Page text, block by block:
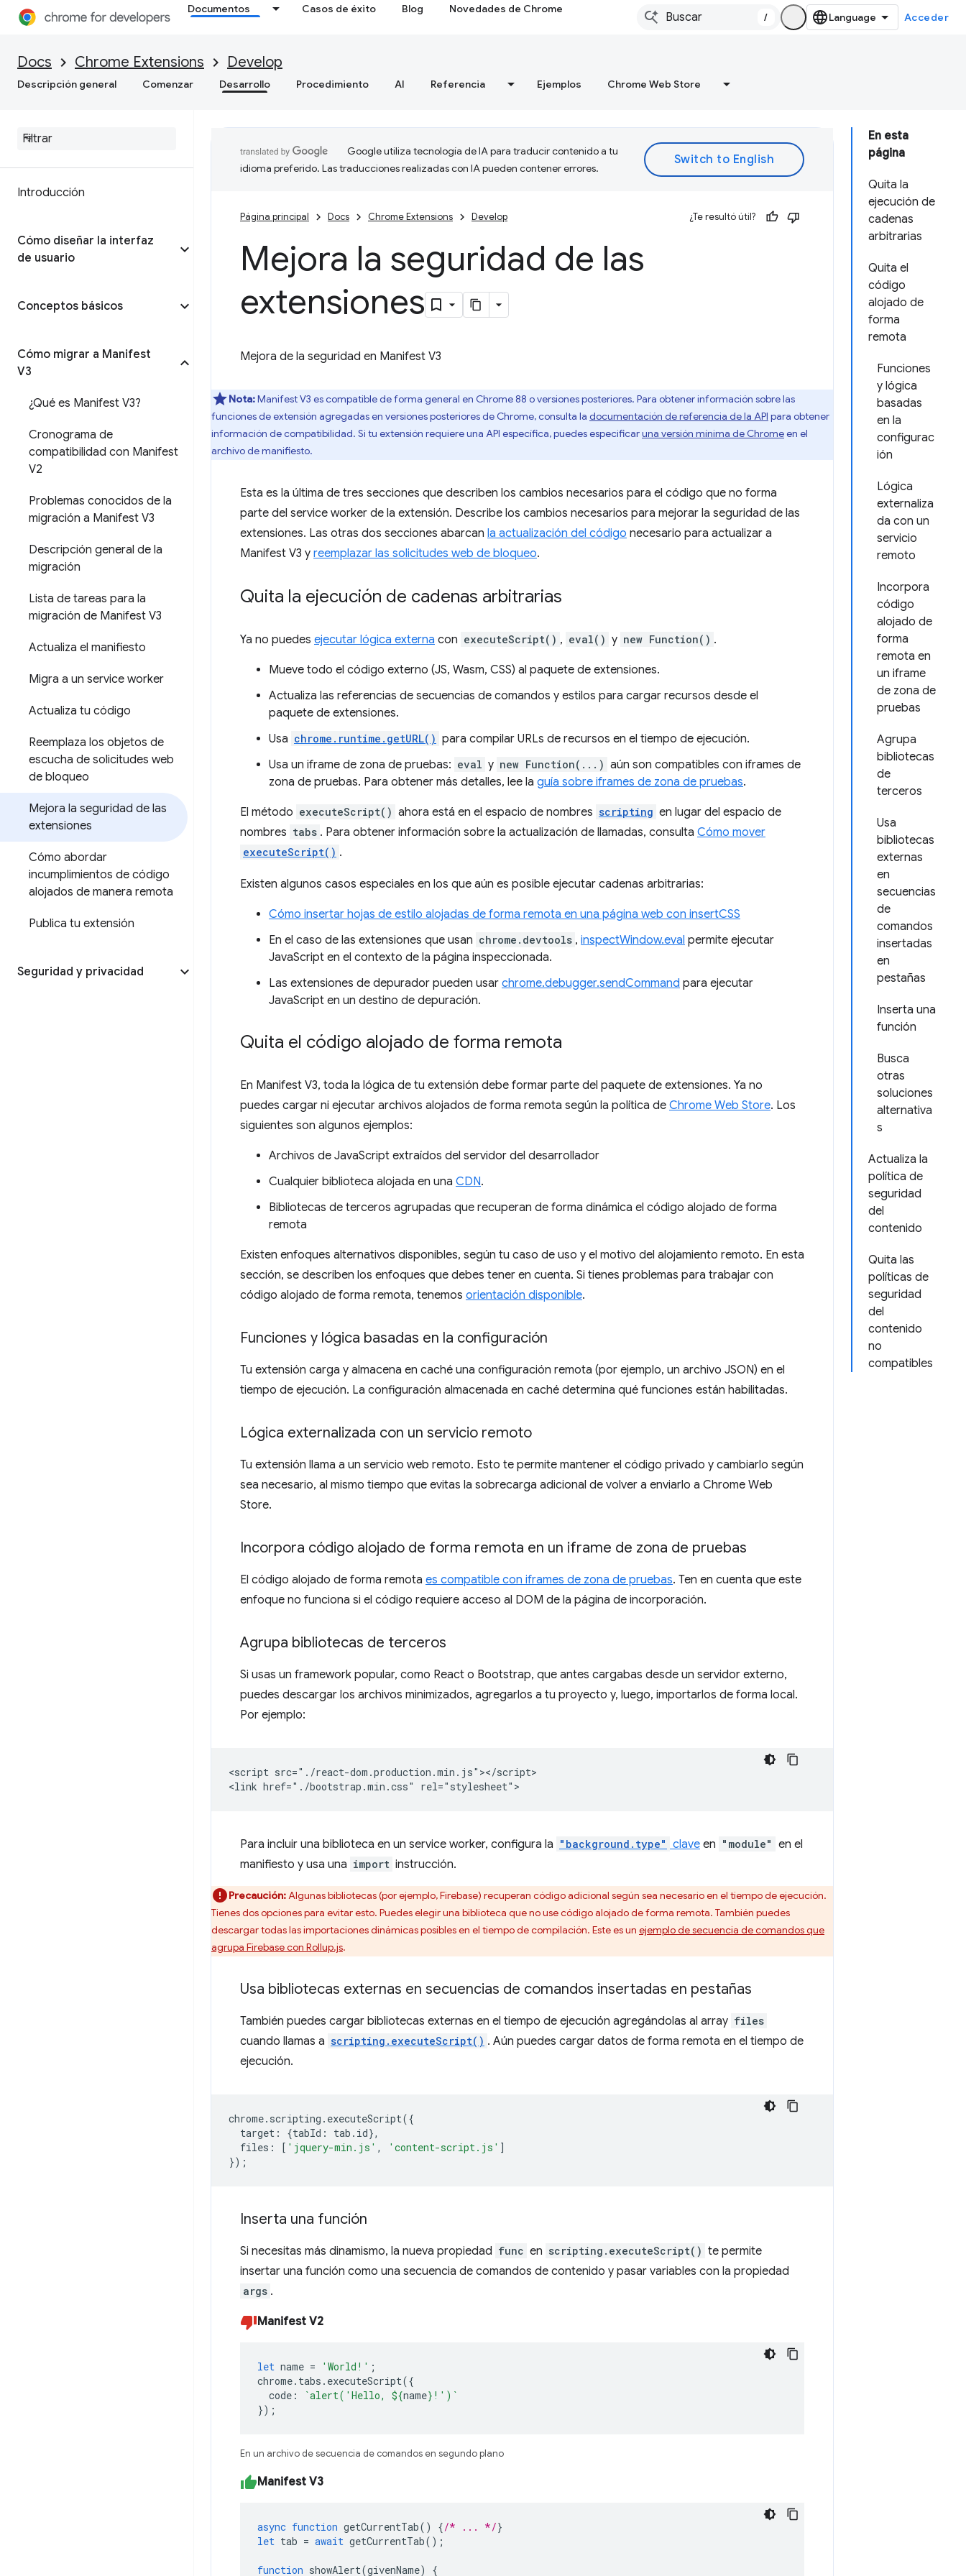
Documentos Casos de éxito Blog Novedades de Chrome
/ Acceder
Docs Chrome Extensions Develop
Descripción general Comenzar Desarrollo Procedimiento AI Referencia Ejemplos Chrome Web Store
Introducción
Cómo diseñar la interfaz
de usuario
Conceptos básicos
Cómo migrar a Manifest
V3
¿Qué es Manifest V3?
Cronograma de
compatibilidad con Manifest
V2
Problemas conocidos de la
migración a Manifest V3
Descripción general de la
migración
Lista de tareas para la
migración de Manifest V3
Actualiza el manifiesto
Migra a un service worker
Actualiza tu código
Reemplaza los objetos de
escucha de solicitudes web
de bloqueo
Mejora la seguridad de las
extensiones
Cómo abordar
incumplimientos de código
alojados de manera remota
Publica tu extensión
Seguridad y privacidad
En esta
página
Quita la
ejecución de
cadenas
arbitrarias
Quita el
código
alojado de
forma
remota
Funciones
y lógica
basadas
en la
configurac
ión
Lógica
externaliza
da con un
servicio
remoto
Incorpora
código
alojado de
forma
remota en
un iframe
de zona de
pruebas
Agrupa
bibliotecas
de
terceros
Usa
bibliotecas
externas
en
secuencias
de
comandos
insertadas
en
pestañas
Inserta una
función
Busca
otras
soluciones
alternativa
s
Actualiza la
política de
seguridad
del
contenido
Quita las
políticas de
seguridad
del
contenido
no
compatibles
Google utiliza tecnología de IA para traducir contenido a tu
idioma preferido. Las traducciones realizadas con IA pueden contener errores.
Página principal Docs Chrome Extensions Develop ¿Te resultó útil?
Mejora la seguridad de las
extensiones
Mejora de la seguridad en Manifest V3
Nota:Manifest V3 es compatible de forma general en Chrome 88 o versiones posteriores. Para obtener información sobre las
funciones de extensión agregadas en versiones posteriores de Chrome, consulta la documentación de referencia de la API para obtener
información de compatibilidad. Si tu extensión requiere una API específica, puedes especificaruna versión mínima de Chromeen el
archivo de manifiesto.
Esta es la última de tres secciones que describen los cambios necesarios para el código que no forma
parte del service worker de la extensión. Describe los cambios necesarios para mejorar la seguridad de las
extensiones. Las otras dos secciones abarcan la actualización del código necesario para actualizar a
Manifest V3 y reemplazar las solicitudes web de bloqueo.
Quita la ejecución de cadenas arbitrarias
Ya no puedes ejecutar lógica externa con executeScript() , eval() y new Function() .
Mueve todo el código externo (JS, Wasm, CSS) al paquete de extensiones.
Actualiza las referencias de secuencias de comandos y estilos para cargar recursos desde el
paquete de extensiones.
Usa chrome.runtime.getURL() para compilar URLs de recursos en el tiempo de ejecución.
Usa un iframe de zona de pruebas: eval y new Function(...) aún son compatibles con iframes de
zona de pruebas. Para obtener más detalles, lee la guía sobre iframes de zona de pruebas.
El método executeScript() ahora está en el espacio de nombres scripting en lugar del espacio de
nombres tabs . Para obtener información sobre la actualización de llamadas, consulta Cómo mover
executeScript() .
Existen algunos casos especiales en los que aún es posible ejecutar cadenas arbitrarias:
Cómo insertar hojas de estilo alojadas de forma remota en una página web con insertCSS
En el caso de las extensiones que usan chrome.devtools , inspectWindow.eval permite ejecutar
JavaScript en el contexto de la página inspeccionada.
Las extensiones de depurador pueden usar chrome.debugger.sendCommand para ejecutar
JavaScript en un destino de depuración.
Quita el código alojado de forma remota
En Manifest V3, toda la lógica de tu extensión debe formar parte del paquete de extensiones. Ya no
puedes cargar ni ejecutar archivos alojados de forma remota según la política de Chrome Web Store. Los
siguientes son algunos ejemplos:
Archivos de JavaScript extraídos del servidor del desarrollador
Cualquier biblioteca alojada en una CDN.
Bibliotecas de terceros agrupadas que recuperan de forma dinámica el código alojado de forma
remota
Existen enfoques alternativos disponibles, según tu caso de uso y el motivo del alojamiento remoto. En esta
sección, se describen los enfoques que debes tener en cuenta. Si tienes problemas para trabajar con
código alojado de forma remota, tenemos orientación disponible.
Funciones y lógica basadas en la configuración
Tu extensión carga y almacena en caché una configuración remota (por ejemplo, un archivo JSON) en el
tiempo de ejecución. La configuración almacenada en caché determina qué funciones están habilitadas.
Lógica externalizada con un servicio remoto
Tu extensión llama a un servicio web remoto. Esto te permite mantener el código privado y cambiarlo según
sea necesario, al mismo tiempo que evitas la sobrecarga adicional de volver a enviarlo a Chrome Web
Store.
Incorpora código alojado de forma remota en un iframe de zona de pruebas
El código alojado de forma remota es compatible con iframes de zona de pruebas. Ten en cuenta que este
enfoque no funciona si el código requiere acceso al DOM de la página de incorporación.
Agrupa bibliotecas de terceros
Si usas un framework popular, como React o Bootstrap, que antes cargabas desde un servidor externo,
puedes descargar los archivos minimizados, agregarlos a tu proyecto y, luego, importarlos de forma local.
Por ejemplo:
<script src="./react-dom.production.min.js"></script>
Para incluir una biblioteca en un service worker, configura la "background.type" clave en "module" en el
manifiesto y usa una import instrucción.
Precaución:Algunas bibliotecas (por ejemplo, Firebase) recuperan código adicional según sea necesario en el tiempo de ejecución.
Tienes dos opciones para evitar esto. Puedes elegir una biblioteca que no use código alojado de forma remota. También puedes
descargar todas las importaciones dinámicas posibles en el tiempo de compilación. Este es un ejemplo de secuencia de comandos que
agrupa Firebase con Rollup.js.
Usa bibliotecas externas en secuencias de comandos insertadas en pestañas
También puedes cargar bibliotecas externas en el tiempo de ejecución agregándolas al array files
cuando llamas a scripting.executeScript() . Aún puedes cargar datos de forma remota en el tiempo de
ejecución.
chrome. scripting . executeScript({
target : {tabId : tab . id},
files : [ 'jquery-min.js' , 'content-script.js' ]
});
Inserta una función
Si necesitas más dinamismo, la nueva propiedad func en scripting.executeScript() te permite
insertar una función como una secuencia de comandos de contenido y pasar variables con la propiedad
args .
Manifest V2
let name = 'World!' ;
chrome. tabs . executeScript({
code : `alert('Hello, ${name} !')`
});
En un archivo de secuencia de comandos en segundo plano
Manifest V3
async function getCurrentTab() {/* ... */}
let tab = await getCurrentTab();
function showAlert(givenName) {